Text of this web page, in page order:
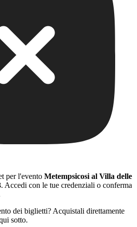
per l'evento Metempsicosi al Villa delle
. Accedi con le tue credenziali o conferma
dei biglietti? Acquistali direttamente
sotto.